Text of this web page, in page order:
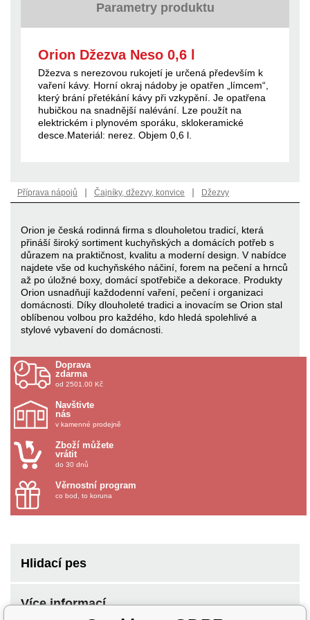
Parametry produktu
Orion Džezva Neso 0,6 l
Džezva s nerezovou rukojetí je určená především k
vaření kávy. Horní okraj nádoby je opatřen „límcem“,
který brání přetékání kávy při vzkypění. Je opatřena
hubičkou na snadnější nalévání. Lze použít na
elektrickém i plynovém sporáku, sklokeramické
desce.Materiál: nerez. Objem 0,6 l.
Příprava nápojů | Čajníky, džezvy, konvice | Džezvy
Orion je česká rodinná firma s dlouholetou tradicí, která
přináší široký sortiment kuchyňských a domácích potřeb s
důrazem na praktičnost, kvalitu a moderní design. V nabídce
najdete vše od kuchyňského náčiní, forem na pečení a hrnců
až po úložné boxy, domácí spotřebiče a dekorace. Produkty
Orion usnadňují každodenní vaření, pečení i organizaci
domácnosti. Díky dlouholeté tradici a inovacím se Orion stal
oblíbenou volbou pro každého, kdo hledá spolehlivé a
stylové vybavení do domácnosti.
Doprava
zdarma
od 2501.00 Kč
Navštivte
nás
v kamenné prodejně
Zboží můžete
vrátit
do 30 dnů
Věrnostní program
co bod, to koruna
Hlidací pes
Více informací